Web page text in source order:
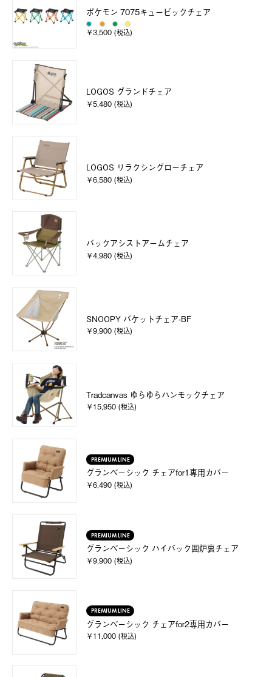
ポケモン 7075キュービックチェア
￥3,500 (税込)
LOGOS グランドチェア
￥5,480 (税込)
LOGOS リラクシングローチェア
￥6,580 (税込)
バックアシストアームチェア
￥4,980 (税込)
SNOOPY バケットチェア-BF
￥9,900 (税込)
Tradcanvas ゆらゆらハンモックチェア
￥15,950 (税込)
PREMIUM LINE
グランベーシック チェアfor1専用カバー
￥6,490 (税込)
PREMIUM LINE
グランベーシック ハイバック囲炉裏チェア
￥9,900 (税込)
PREMIUM LINE
グランベーシック チェアfor2専用カバー
￥11,000 (税込)